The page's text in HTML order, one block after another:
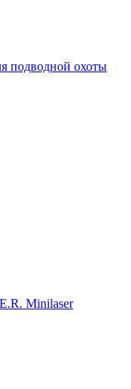
подводной охоты
Minilaser